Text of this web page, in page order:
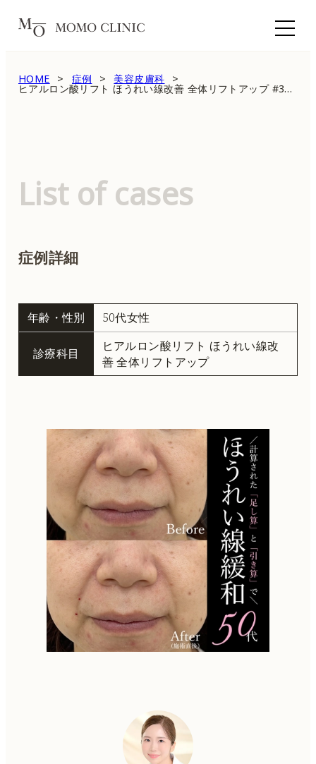
HOME 症例 美容皮膚科
ヒアルロン酸リフト ほうれい線改善 全体リフトアップ #3461
List of cases
症例詳細
年齢・性別 50代女性
診療科目
ヒアルロン酸リフト ほうれい線改
善 全体リフトアップ